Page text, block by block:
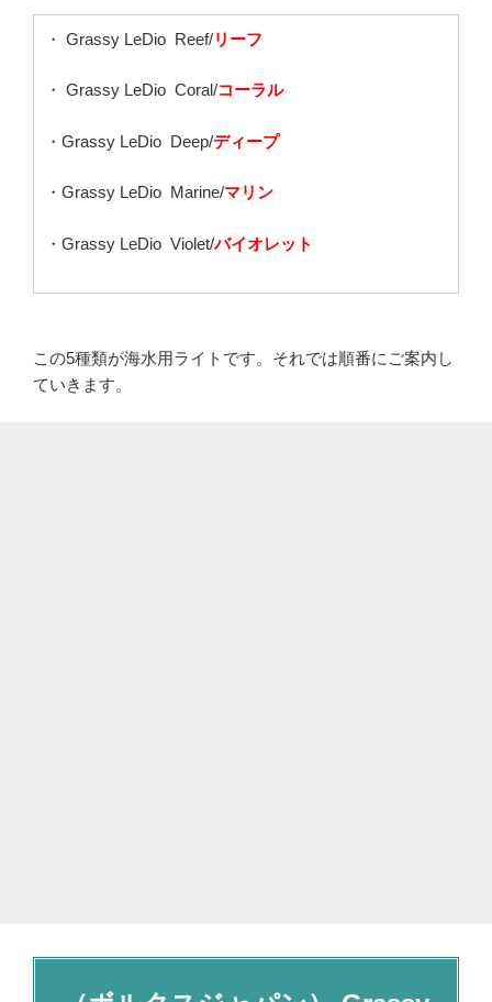
・ Grassy LeDio Reef/リーフ
・ Grassy LeDio Coral/コーラル
・Grassy LeDio Deep/ディープ
・Grassy LeDio Marine/マリン
・Grassy LeDio Violet/バイオレット
この5種類が海水用ライトです。それでは順番にご案内し
ていきます。